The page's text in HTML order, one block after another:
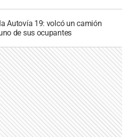
Autovía 19: volcó un camión
de sus ocupantes